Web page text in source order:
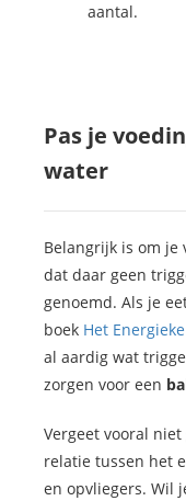
aantal.
Pas je
water
Belangrijk is om je
dat daar geen
genoemd. Als je
boek Het
al aardig wat
zorgen voor een
Vergeet vooral niet
relatie tussen het
en opvliegers. Wil